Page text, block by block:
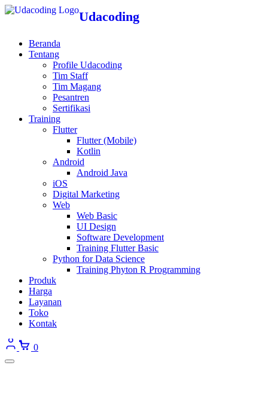
Udacoding
Beranda
Tentang
Profile Udacoding
Tim Staff
Tim Magang
Pesantren
Sertifikasi
Training
Flutter
Flutter (Mobile)
Kotlin
Android
Android Java
iOS
Digital Marketing
Web
Web Basic
UI Design
Software Development
Training Flutter Basic
Python for Data Science
Training Phyton R Programming
Produk
Harga
Layanan
Toko
Kontak
0